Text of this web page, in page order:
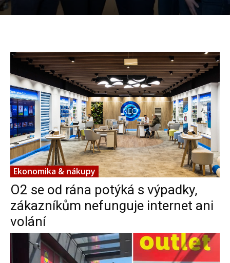
Ekonomika & nákupy
O2 se od rána potýká s výpadky,
zákazníkům nefunguje internet ani
volání